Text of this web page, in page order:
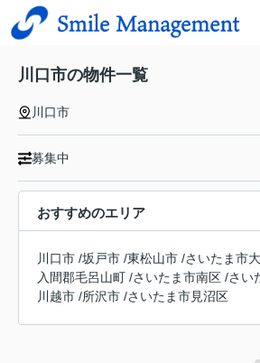
川口市の物件一覧
川口市
募集中
おすすめのエリア
川口市 /坂戸市 /東松山市 /さいたま市
入間郡毛呂山町 /さいたま市南区 /さい
川越市 /所沢市 /さいたま市見沼区